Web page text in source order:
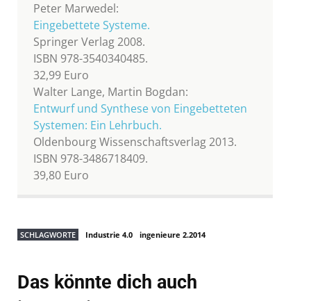
Peter Marwedel:
Eingebettete Systeme.
Springer Verlag 2008.
ISBN 978-3540340485.
32,99 Euro
Walter Lange, Martin Bogdan:
Entwurf und Synthese von Eingebetteten
Systemen: Ein Lehrbuch.
Oldenbourg Wissenschaftsverlag 2013.
ISBN 978-3486718409.
39,80 Euro
SCHLAGWORTE Industrie 4.0 ingenieure 2.2014
Das könnte dich auch